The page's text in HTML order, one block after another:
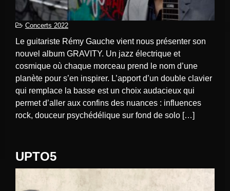
Concerts 2022
Le guitariste Rémy Gauche vient nous présenter son
nouvel album GRAVITY. Un jazz électrique et
cosmique où chaque morceau prend le nom d’une
planète pour s’en inspirer. L’apport d’un double clavier
qui remplace la basse est un choix audacieux qui
permet d’aller aux confins des nuances : influences
rock, douceur psychédélique sur fond de solo […]
UPTO5